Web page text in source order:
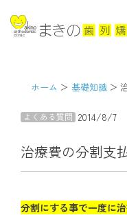
医院紹介
ドクター紹介
矯正治療方法
治療の流れ
サイト内検索
ホーム 基礎知識
よくある質問 2014/8/7
治療費の分割支
分割にする事で一度に